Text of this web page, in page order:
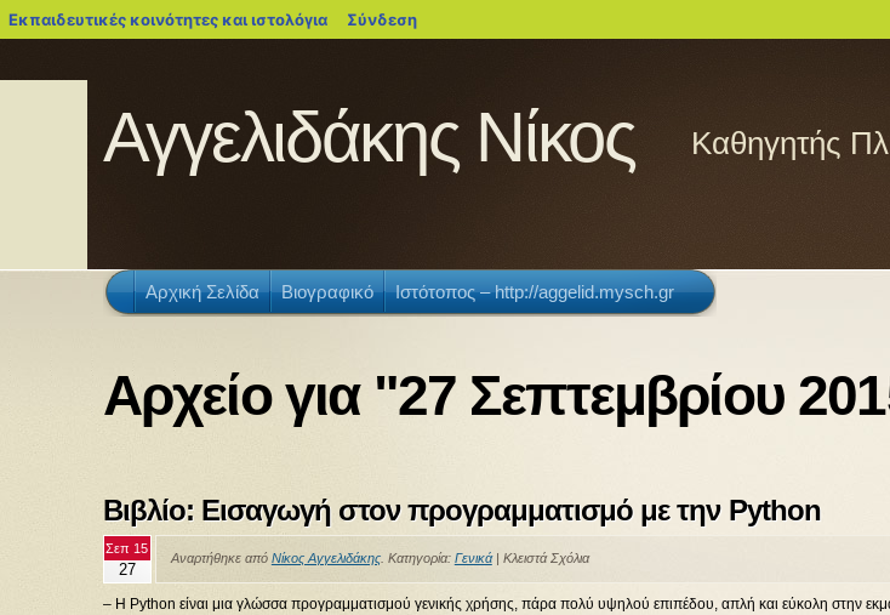
Εκπαιδευτικές κοινότητες και ιστολόγια blogs.sch.gr
Σύνδεση
Αγγελιδάκης Νίκος Καθηγητής
Αρχική Σελίδα Βιογραφικό Ιστότοπος – http://aggelid.mysch.gr
Αρχείο για "27 Σεπτεμβρίου
Βιβλίο: Εισαγωγή στον προγραμματισμό με την Python
Σεπ 15
27
Αναρτήθηκε από Νίκος Αγγελιδάκης. Κατηγορία: Γενικά| Κλειστά Σχόλια
– Η Python είναι μια γλώσσα προγραμματισμού γενικής χρήσης, πάρα πολύ υψηλού επιπέδου, απλή και εύκολη στην